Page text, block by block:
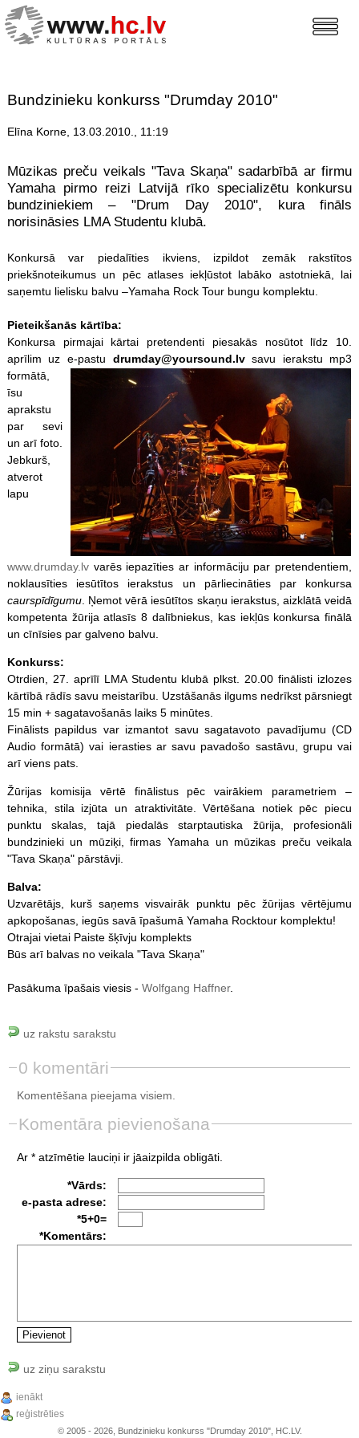
Bundzinieku konkurss "Drumday 2010"
Elīna Korne, 13.03.2010., 11:19
Mūzikas preču veikals "Tava Skaņa" sadarbībā ar firmu
Yamaha pirmo reizi Latvijā rīko specializētu konkursu
bundziniekiem – "Drum Day 2010", kura fināls
norisināsies LMA Studentu klubā.
Konkursā var piedalīties ikviens, izpildot zemāk rakstītos
priekšnoteikumus un pēc atlases iekļūstot labāko astotniekā, lai
saņemtu lielisku balvu –Yamaha Rock Tour bungu komplektu.
Pieteikšanās kārtība:
Konkursa pirmajai kārtai pretendenti piesakās nosūtot līdz 10.
aprīlim uz e-pastu drumday@yoursound.lvsavu ierakstu mp3
formātā,
īsu
aprakstu
par sevi
un arī foto.
Jebkurš,
atverot
lapu
www.drumday.lvvarēs iepazīties ar informāciju par pretendentiem,
noklausīties iesūtītos ierakstus un pārliecināties par konkursa
caurspīdīgumu. Ņemot vērā iesūtītos skaņu ierakstus, aizklātā veidā
kompetenta žūrija atlasīs 8 dalībniekus, kas iekļūs konkursa finālā
un cīnīsies par galveno balvu.
Konkurss:
Otrdien, 27. aprīlī LMA Studentu klubā plkst. 20.00 finālisti izlozes
kārtībā rādīs savu meistarību. Uzstāšanās ilgums nedrīkst pārsniegt
15 min + sagatavošanās laiks 5 minūtes.
Finālists papildus var izmantot savu sagatavoto pavadījumu (CD
Audio formātā) vai ierasties ar savu pavadošo sastāvu, grupu vai
arī viens pats.
Žūrijas komisija vērtē finālistus pēc vairākiem parametriem –
tehnika, stila izjūta un atraktivitāte. Vērtēšana notiek pēc piecu
punktu skalas, tajā piedalās starptautiska žūrija, profesionāli
bundzinieki un mūziķi, firmas Yamaha un mūzikas preču veikala
"Tava Skaņa" pārstāvji.
Balva:
Uzvarētājs, kurš saņems visvairāk punktu pēc žūrijas vērtējumu
apkopošanas, iegūs savā īpašumā Yamaha Rocktour komplektu!
Otrajai vietai Paiste šķīvju komplekts
Būs arī balvas no veikala "Tava Skaņa"
Pasākuma īpašais viesis - Wolfgang Haffner.
uz rakstu sarakstu
0 komentāri
Komentēšana pieejama visiem.
Komentāra pievienošana
Ar * atzīmētie lauciņi ir jāaizpilda obligāti.
*Vārds:
e-pasta adrese:
*5+0=
*Komentārs:
uz ziņu sarakstu
ienākt
reģistrēties
© 2005 - 2026, Bundzinieku konkurss "Drumday 2010", HC.LV.